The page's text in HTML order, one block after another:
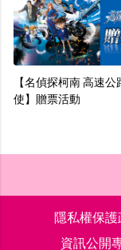
【名偵探柯南 高速公
使】贈票活動
隱私權保護
資訊公開